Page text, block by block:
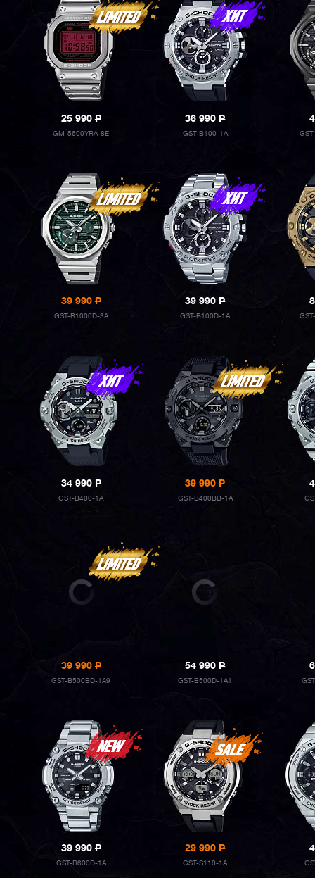
25 990P
GM-5600YRA-8E
36 990P
GST-B100-1A
39 990P
GST-B1000D-3A
39 990P
GST-B100D-1A
34 990P
GST-B400-1A
39 990P
GST-B400BB-1A
39 990P
GST-B500BD-1A9
54 990P
GST-B500D-1A1
39 990P
GST-B600D-1A
29 990P
GST-S110-1A